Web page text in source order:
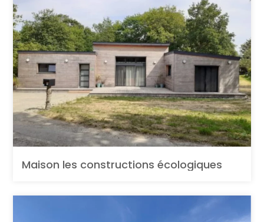
Maison les constructions écologiques